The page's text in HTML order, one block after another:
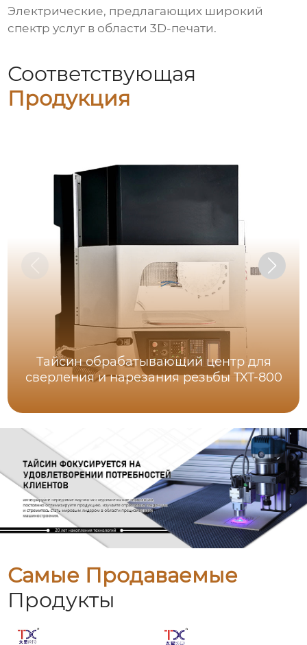
Электрические, предлагающих широкий
спектр услуг в области 3D-печати.
Соответствующая
Продукция
Тайсин обрабатывающий центр для
сверления и нарезания резьбы TXT-800
Самые Продаваемые
Продукты